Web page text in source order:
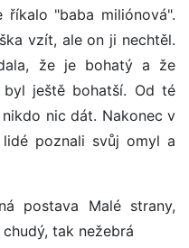
"baba miliónová".
vzít, ale on ji nechtěl.
že je bohatý a že
ještě bohatší. Od té
nic dát. Nakonec v
poznali svůj omyl a
postava Malé strany,
tak nežebrá